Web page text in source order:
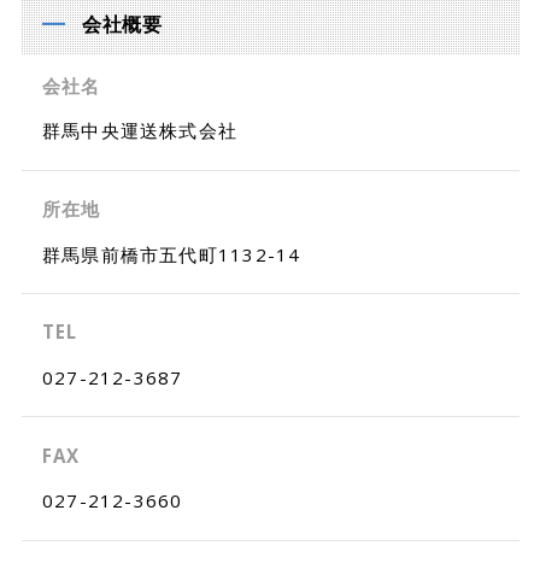
会社概要
会社名
群馬中央運送株式会社
所在地
群馬県前橋市五代町1132-14
TEL
027-212-3687
FAX
027-212-3660